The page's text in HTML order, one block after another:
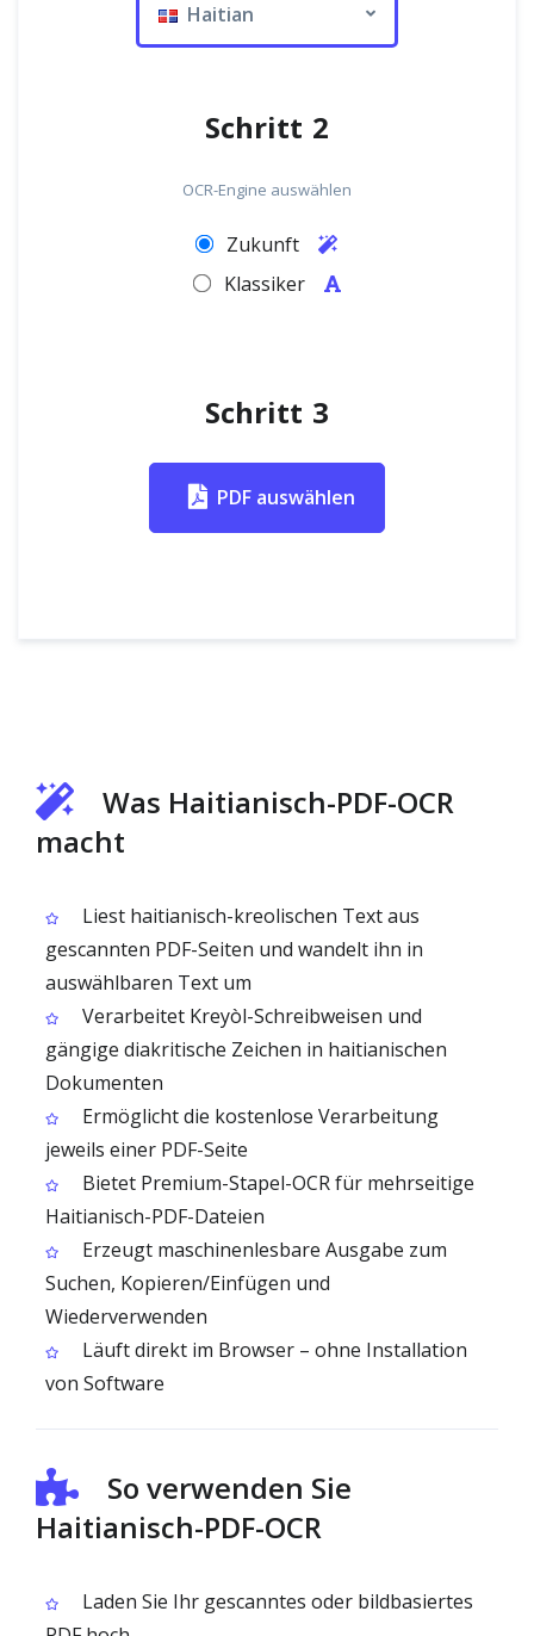
Haitian
Schritt 2
OCR-Engine auswählen
Zukunft
Klassiker
Schritt 3
PDF auswählen
Was Haitianisch-PDF-OCR
macht
Liest haitianisch-kreolischen Text aus
gescannten PDF-Seiten und wandelt ihn in
auswählbaren Text um
Verarbeitet Kreyòl-Schreibweisen und
gängige diakritische Zeichen in haitianischen
Dokumenten
Ermöglicht die kostenlose Verarbeitung
jeweils einer PDF-Seite
Bietet Premium-Stapel-OCR für mehrseitige
Haitianisch-PDF-Dateien
Erzeugt maschinenlesbare Ausgabe zum
Suchen, Kopieren/Einfügen und
Wiederverwenden
Läuft direkt im Browser – ohne Installation
von Software
So verwenden Sie
Haitianisch-PDF-OCR
Laden Sie Ihr gescanntes oder bildbasiertes